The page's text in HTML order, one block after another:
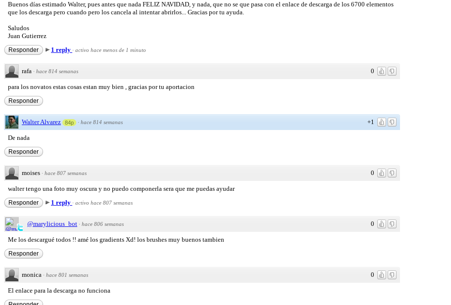
Buenos días estimado Walter, pues antes que nada FELIZ NAVIDAD, y nada, que no se que pasa con el enlace de descarga de los 6700 elementos
que los descarga pero cuando pero los cancela al intentar abrirlos... Gracias por tu ayuda.
Saludos
Juan Gutierrez
Responder 1 reply · activo hace menos de 1 minuto
0
rafa · hace 814 semanas
para los novatos estas cosas estan muy bien , gracias por tu aportacion
Responder
+1
Walter Alvarez 84p · hace 814 semanas
De nada
Responder
0
moises · hace 807 semanas
walter tengo una foto muy oscura y no puedo componerla sera que me puedas ayudar
Responder 1 reply · activo hace 807 semanas
0
@marylicious_bot · hace 806 semanas
Me los descargué todos !! amé los gradients Xd! los brushes muy buenos tambien
Responder
0
monica · hace 801 semanas
El enlace para la descarga no funciona